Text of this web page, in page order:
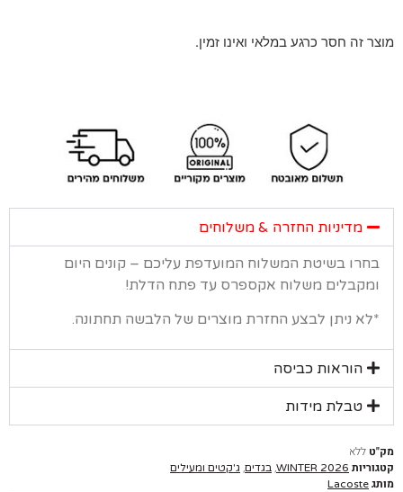
זה חסר כרגע במלאי ואינו זמין.
מדיניות החזרה & משלוחים
בשיטת המשלוח המועדפת עליכם – קונים היום
משלוח אקספרס עד פתח הדלת!
ניתן לבצע החזרת מוצרים של הלבשה תחתונה.
הוראות כביסה
טבלת מידות
ללא
WINTER 2026
,בגדים, ג'קטים ומעילים
Lacoste